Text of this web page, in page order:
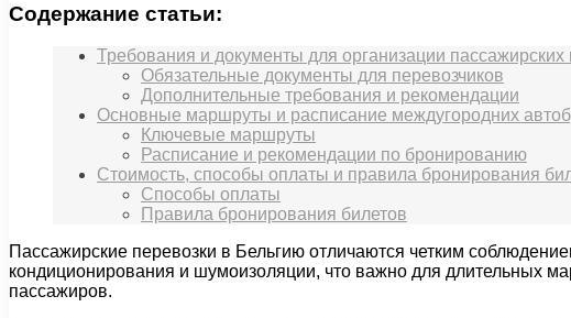
Содержание статьи:
Требования и документы для организации пассажирских
Обязательные документы для перевозчиков
Дополнительные требования и рекомендации
Основные маршруты и расписание междугородних
Ключевые маршруты
Расписание и рекомендации по бронированию
Стоимость, способы оплаты и правила бронирования
Способы оплаты
Правила бронирования билетов
Пассажирские перевозки в Бельгию отличаются четким
кондиционирования и шумоизоляции, что важно для длительных
пассажиров.